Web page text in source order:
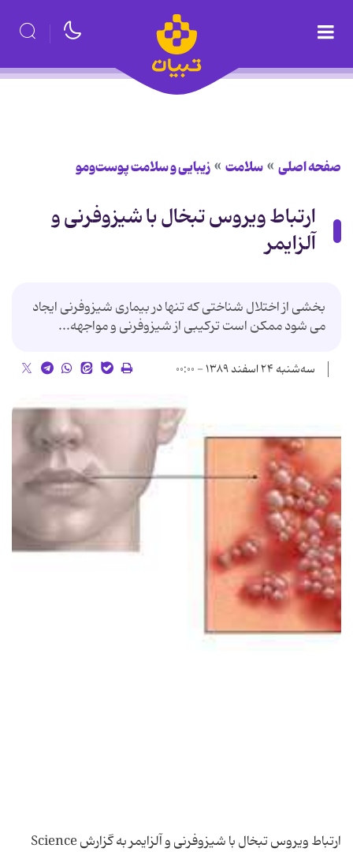
صفحه اصلی سلامت زیبایی و سلامت پوست‌ومو
ارتباط ویروس تبخال با شیزوفرنی و
آلزایمر
بخشی از اختلال شناختی که تنها در بیماری‌ شیزوفرنی‌ ایجاد
می ‌شود ممکن است ترکیبی از شیزوفرنی و مواجهه...
سه‌شنبه ۲۴ اسفند ۱۳۸۹ - ۰۰:۰۰
ارتباط ویروس تبخال با شیزوفرنی و آلزایمر به گزارش Science